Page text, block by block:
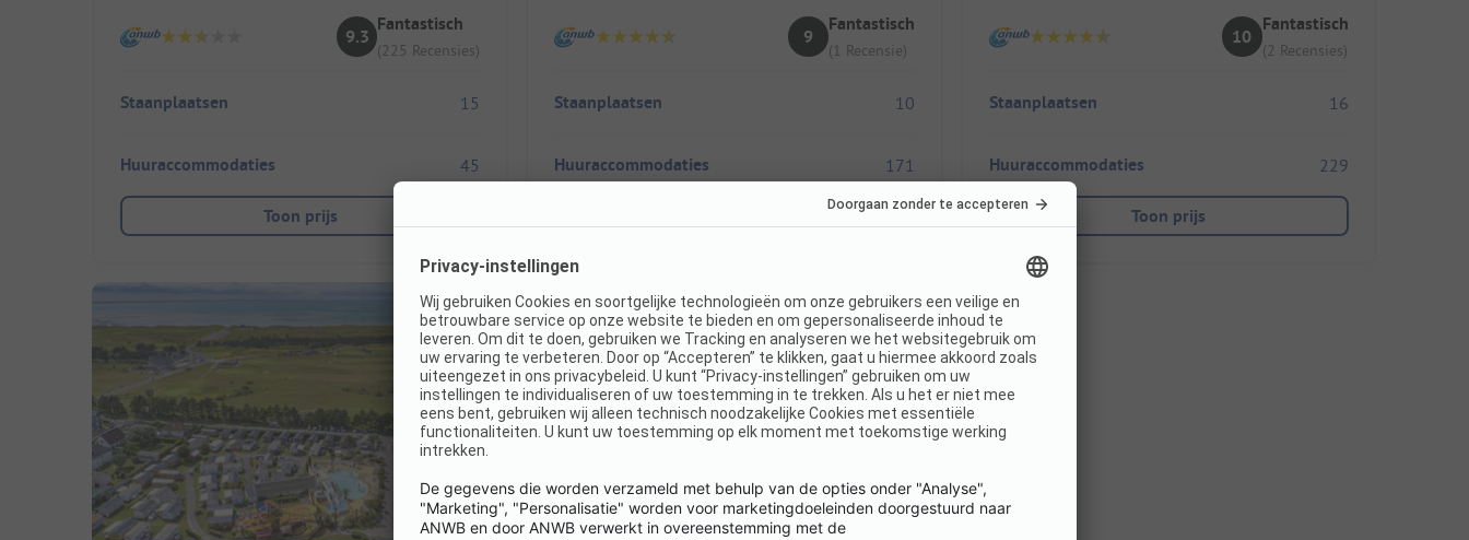
9.3
Fantastisch
(225 Recensies)
Staanplaatsen 15
Huuraccommodaties 45
Toon prijs
9
Fantastisch
(1 Recensie)
Staanplaatsen 10
Huuraccommodaties 171
10
Fantastisch
(2 Recensies)
Staanplaatsen 16
Huuraccommodaties 229
Toon prijs